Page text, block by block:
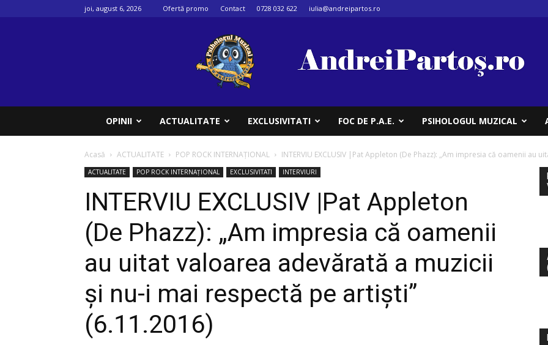
joi, august 6, 2026 Ofertă promo Contact 0728 032 622 iulia@andreipartos.ro
OPINII ACTUALITATE EXCLUSIVITATI FOC DE P.A.E. PSIHOLOGUL MUZICAL
Acasă ACTUALITATE POP ROCK INTERNAȚIONAL INTERVIU EXCLUSIV |Pat Appleton (De Phazz): „Am impresia că oamenii au
ACTUALITATE POP ROCK INTERNAȚIONAL EXCLUSIVITATI INTERVIURI
INTERVIU EXCLUSIV |Pat Appleton
(De Phazz): „Am impresia că oamenii
au uitat valoarea adevărată a muzicii
și nu-i mai respectă pe artiști”
(6.11.2016)